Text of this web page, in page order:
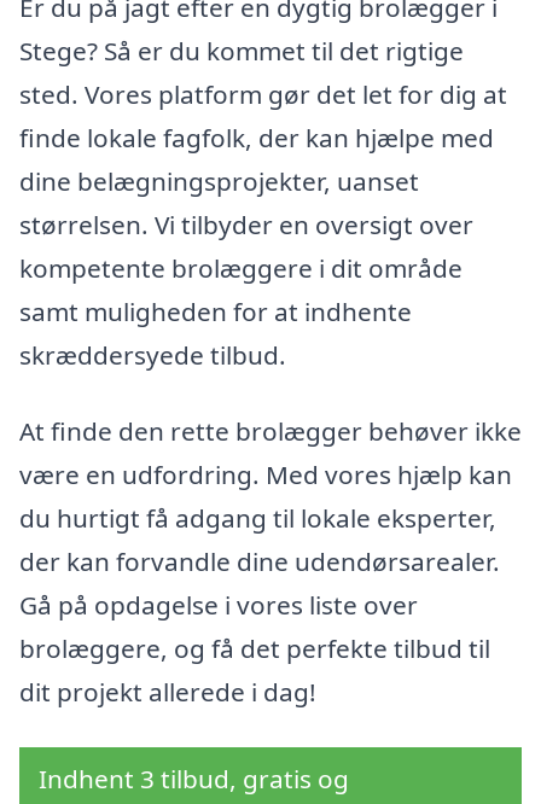
Er du på jagt efter en dygtig brolægger i
Stege? Så er du kommet til det rigtige
sted. Vores platform gør det let for dig at
finde lokale fagfolk, der kan hjælpe med
dine belægningsprojekter, uanset
størrelsen. Vi tilbyder en oversigt over
kompetente brolæggere i dit område
samt muligheden for at indhente
skræddersyede tilbud.
At finde den rette brolægger behøver ikke
være en udfordring. Med vores hjælp kan
du hurtigt få adgang til lokale eksperter,
der kan forvandle dine udendørsarealer.
Gå på opdagelse i vores liste over
brolæggere, og få det perfekte tilbud til
dit projekt allerede i dag!
Indhent 3 tilbud, gratis og